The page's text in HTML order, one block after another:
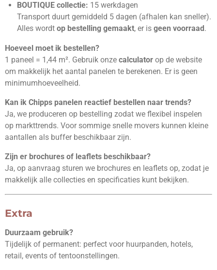
BOUTIQUE collectie: 15 werkdagen
Transport duurt gemiddeld 5 dagen (afhalen kan sneller).
Alles wordt op bestelling gemaakt, er is geen voorraad .
Hoeveel moet ik bestellen?
1 paneel = 1,44 m². Gebruik onze calculator op de website
om makkelijk het aantal panelen te berekenen. Er is geen
minimumhoeveelheid.
Kan ik Chipps panelen reactief bestellen naar trends?
Ja, we produceren op bestelling zodat we flexibel inspelen
op markttrends. Voor sommige snelle movers kunnen kleine
aantallen als buffer beschikbaar zijn.
Zijn er brochures of leaflets beschikbaar?
Ja, op aanvraag sturen we brochures en leaflets op, zodat je
makkelijk alle collecties en specificaties kunt bekijken.
Extra
Duurzaam gebruik?
Tijdelijk of permanent: perfect voor huurpanden, hotels,
retail, events of tentoonstellingen.